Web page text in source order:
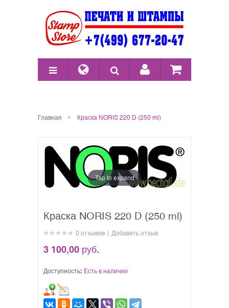
Главная Краска NORIS 220 D (250 ml)
Tap to expand
Краска NORIS 220 D (250 ml)
0 отзывов | Добавить отзыв
3 100,00 руб.
Доступность: Есть в наличии